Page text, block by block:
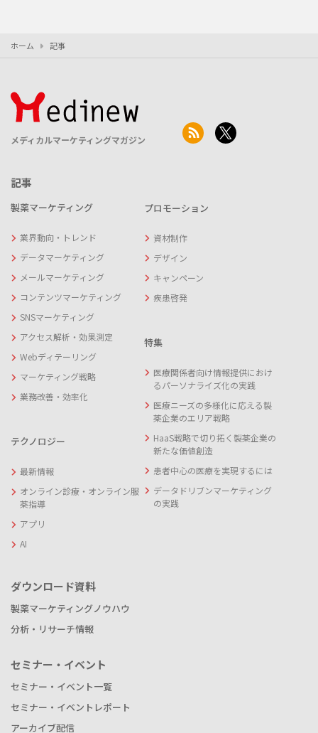
ホーム 記事
メディカルマーケティングマガジン
記事
製薬マーケティング
業界動向・トレンド
データマーケティング
メールマーケティング
コンテンツマーケティング
SNSマーケティング
アクセス解析・効果測定
Webディテーリング
マーケティング戦略
業務改善・効率化
テクノロジー
最新情報
オンライン診療・オンライン服
薬指導
アプリ
AI
プロモーション
資材制作
デザイン
キャンペーン
疾患啓発
特集
医療関係者向け情報提供におけ
るパーソナライズ化の実践
医療ニーズの多様化に応える製
薬企業のエリア戦略
HaaS戦略で切り拓く製薬企業の
新たな価値創造
患者中心の医療を実現するには
データドリブンマーケティング
の実践
ダウンロード資料
製薬マーケティングノウハウ
分析・リサーチ情報
セミナー・イベント
セミナー・イベント一覧
セミナー・イベントレポート
アーカイブ配信